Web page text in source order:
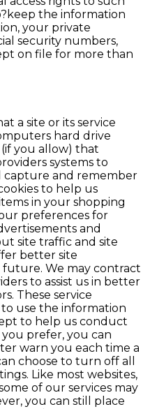
the information
your private
security numbers,
on file for more than
a site or its service
hard drive
you allow) that
systems to
capture and remember
to help us
in your shopping
preferences for
and
site traffic and site
better site
We may contract
to assist us in better
These service
use the information
to help us conduct
prefer, you can
warn you each time a
choose to turn off all
Like most websites,
of our services may
you can still place